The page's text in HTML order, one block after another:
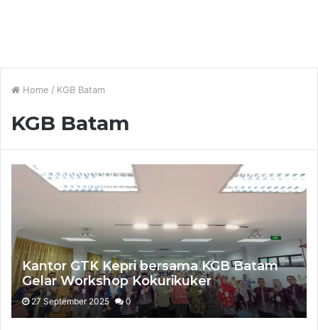
Home / KGB Batam
KGB Batam
Kantor GTK Kepri bersama KGB Batam
Gelar Workshop Kokurikuker
Pembelajaran Mendalam
27 September 2025 0